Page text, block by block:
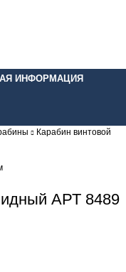
ИНФОРМАЦИЯ
Карабин винтовой
АРТ 8489